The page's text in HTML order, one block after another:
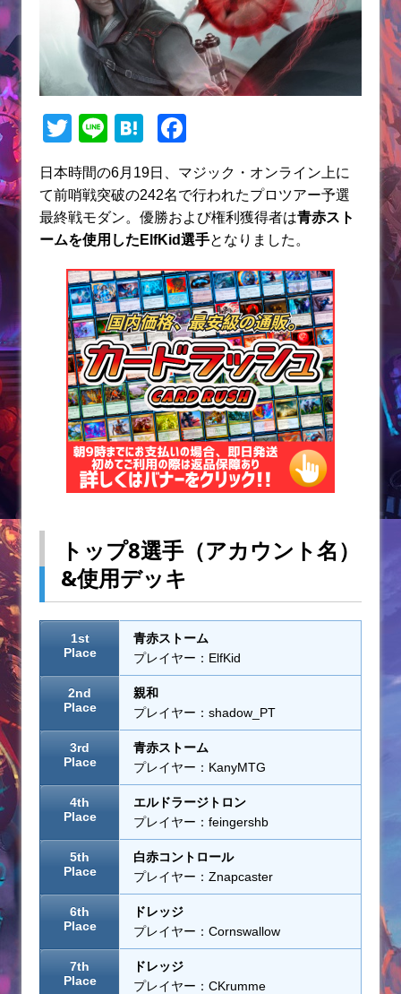
T
w
itt
er
Li
e
H
e
n
a
c
e
b
o
o
k
日本時間の6月19日、マジック・オンライン上に
て前哨戦突破の242名で行われたプロツアー予選
最終戦モダン。優勝および権利獲得者は青赤スト
ームを使用したElfKid選手となりました。
トップ8選手（アカウント名）
&使用デッキ
1st
Place
青赤ストーム
プレイヤー：ElfKid
2nd
Place
親和
プレイヤー：shadow_PT
3rd
Place
青赤ストーム
プレイヤー：KanyMTG
4th
Place
エルドラージトロン
プレイヤー：feingershb
5th
Place
白赤コントロール
プレイヤー：Znapcaster
6th
Place
ドレッジ
プレイヤー：Cornswallow
7th
Place
ドレッジ
プレイヤー：CKrumme